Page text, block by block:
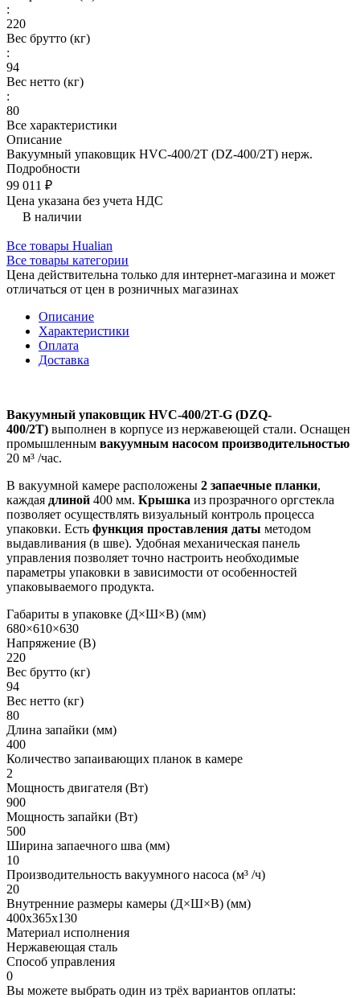
:
220
Вес брутто (кг)
:
94
Вес нетто (кг)
:
80
Все характеристики
Описание
Вакуумный упаковщик HVC-400/2T (DZ-400/2T) нерж.
Подробности
99 011 ₽
Цена указана без учета НДС
В наличии
Все товары Hualian
Все товары категории
Цена действительна только для интернет-магазина и может
отличаться от цен в розничных магазинах
Описание
Характеристики
Оплата
Доставка
Вакуумный упаковщик HVC-400/2T-G (DZQ-
400/2T) выполнен в корпусе из нержавеющей стали. Оснащен
промышленным вакуумным насосом производительностью
20 м³ /час.
В вакуумной камере расположены 2 запаечные планки,
каждая длиной 400 мм. Крышка из прозрачного оргстекла
позволяет осуществлять визуальный контроль процесса
упаковки. Есть функция проставления даты методом
выдавливания (в шве). Удобная механическая панель
управления позволяет точно настроить необходимые
параметры упаковки в зависимости от особенностей
упаковываемого продукта.
Габариты в упаковке (Д×Ш×В) (мм)
680×610×630
Напряжение (В)
220
Вес брутто (кг)
94
Вес нетто (кг)
80
Длина запайки (мм)
400
Количество запаивающих планок в камере
2
Мощность двигателя (Вт)
900
Мощность запайки (Вт)
500
Ширина запаечного шва (мм)
10
Производительность вакуумного насоса (м³ /ч)
20
Внутренние размеры камеры (Д×Ш×В) (мм)
400х365х130
Материал исполнения
Нержавеющая сталь
Способ управления
0
Вы можете выбрать один из трёх вариантов оплаты: